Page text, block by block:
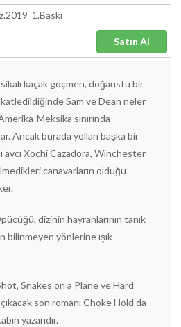
1.Baskı
kaçak göçmen, doğaüstü bir
Sam ve Dean neler
Meksika sınırında
Ancak burada yolları başka bir
avcı Xochi Cazadora, Winchester
canavarların olduğu
dizinin hayranlarının tanık
bilinmeyen yönlerine ışık
Snakes on a Plane ve Hard
son romanı Choke Hold da
yazarıdır.